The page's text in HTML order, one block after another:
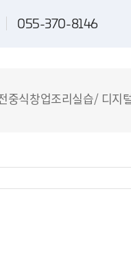
055-370-8146
중식창업조리실습/ 디